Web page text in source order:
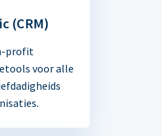
(CRM)
profit
voor alle